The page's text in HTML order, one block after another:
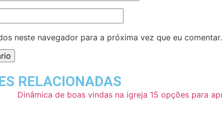
neste navegador para a próxima vez que eu comentar.
RELACIONADAS